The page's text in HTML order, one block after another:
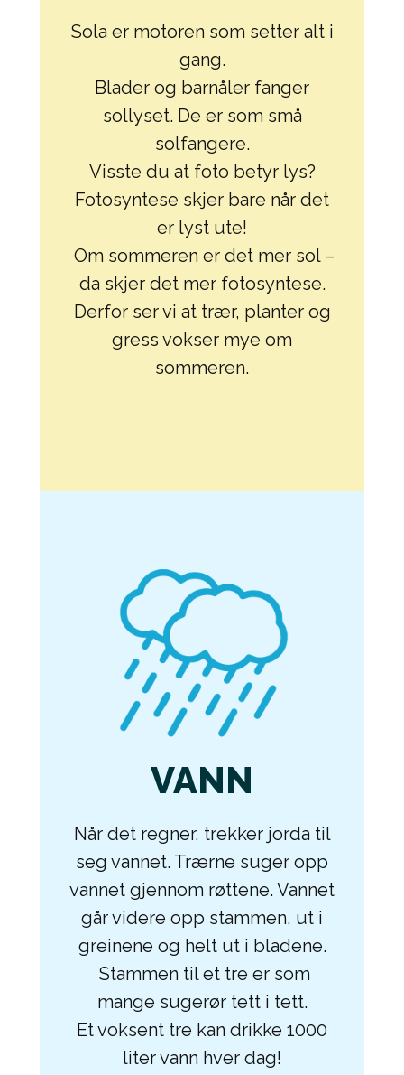
Sola er motoren som setter alt i
gang.
Blader og barnåler fanger
sollyset. De er som små
solfangere.
Visste du at foto betyr lys?
Fotosyntese skjer bare når det
er lyst ute!
Om sommeren er det mer sol –
da skjer det mer fotosyntese.
Derfor ser vi at trær, planter og
gress vokser mye om
sommeren.
VANN
Når det regner, trekker jorda til
seg vannet. Trærne suger opp
vannet gjennom røttene. Vannet
går videre opp stammen, ut i
greinene og helt ut i bladene.
Stammen til et tre er som
mange sugerør tett i tett.
Et voksent tre kan drikke 1000
liter vann hver dag!